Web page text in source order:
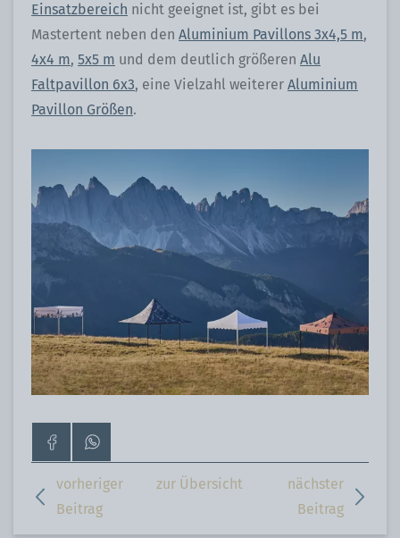
Einsatzbereich nicht geeignet ist, gibt es bei
Mastertent neben den Aluminium Pavillons 3x4,5 m,
4x4 m, 5x5 m und dem deutlich größeren Alu
Faltpavillon 6x3, eine Vielzahl weiterer Aluminium
Pavillon Größen.
Zur
Facebook-
Kontaktiere
uns
auf
WhatsApp
vorheriger
Beitrag
zur Übersicht
nächster
Beitrag